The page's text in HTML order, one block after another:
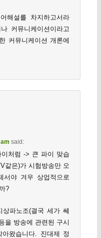
해설를 차지하고서라
커뮤니케이션이라고
커뮤니케이션 개론에
said:
처럼 -> 큰 파이 맞습
같은)가 시험방송만 오
서야 겨우 상업적으로
?
파노조(결국 세가 쎄
을 방송에 관련된 구시
왔습니다. 진대제 정